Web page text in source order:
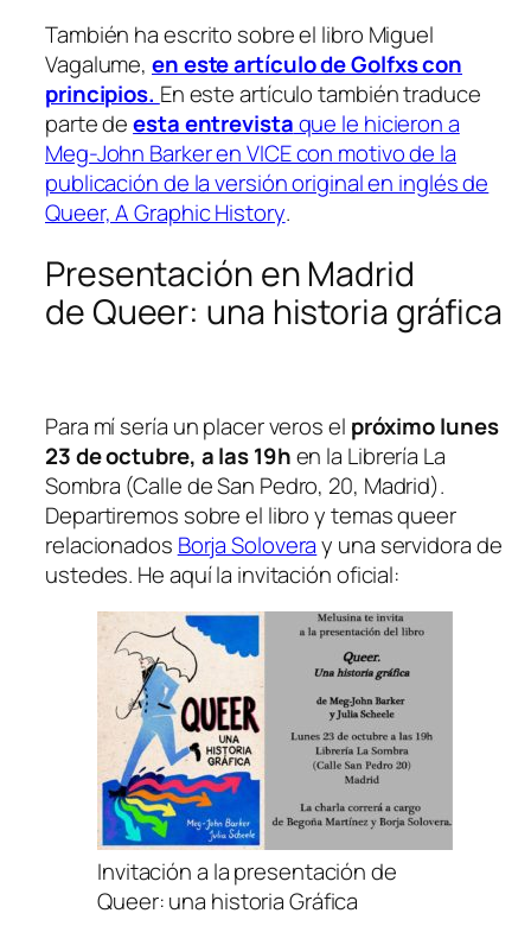
También ha escrito sobre el libro Miguel
Vagalume,en este artículo deGolfxs con
principios. En este artículo también traduce
parte deesta entrevistaque le hicieron a
Meg-John Barker en VICE con motivo de la
publicación de la versión original en inglés de
Queer, A Graphic History.
Presentación en Madrid
deQueer: una historia gráfica
Para mí sería un placer veros el próximo lunes
23 de octubre, a las 19hen la Librería La
Sombra (Calle de San Pedro, 20, Madrid).
Departiremos sobre el libro y temas queer
relacionados Borja Soloveray una servidora de
ustedes. He aquí la invitación oficial:
Invitación a la presentación de
Queer: una historia Gráfica